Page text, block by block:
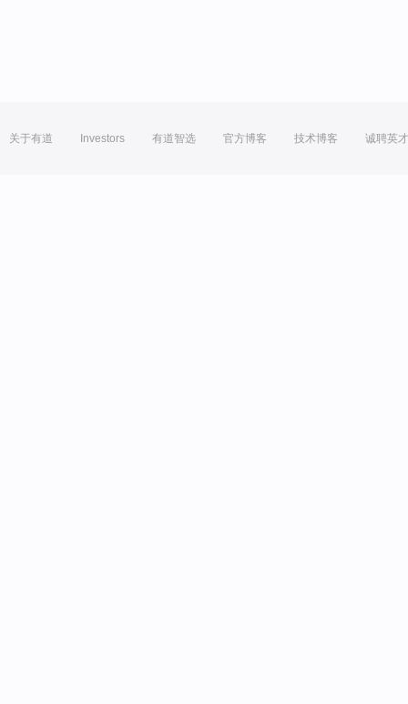
关于有道 Investors 有道智选 官方博客 技术博客 诚聘英才